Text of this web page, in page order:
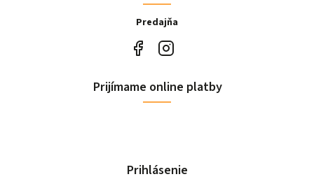
Predajňa
Prijímame online platby
Prihlásenie